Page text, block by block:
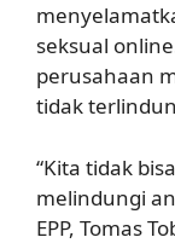
seksual
perusahaan
tidak
“Kita tidak
melindungi
EPP, Tomas